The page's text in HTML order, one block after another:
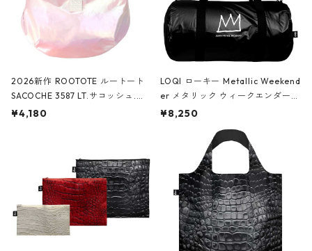
2026新作 ROOTOTE ルートート
SACOCHE 3587 LT.サコッシュ.ル
ミエ-B ショルダーバッグ グロスピ
¥4,180
LOQI ローキー Metallic Weekend
er メタリック ウィークエンダー
ボストンバッグ ショルダーバッグ
Black ジャン=ミッシェル・バスキ
ア/クラウン ブラック
¥8,250